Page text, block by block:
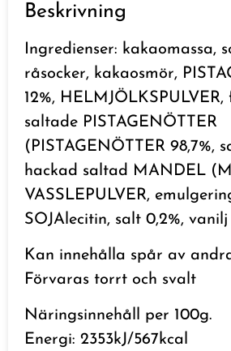
Beskrivning
Ingredienser: kakaomassa,
råsocker, kakaosmör,
12%,
saltade PISTAGENÖTTER
(PISTAGENÖTTER 98,7%,
hackad saltad MANDEL
VASSLEPULVER,
SOJAlecitin, salt 0,2%, vanilj
Kan innehålla spår av
Förvaras torrt och svalt
Näringsinnehåll per 100g.
Energi: 2353kJ/567kcal